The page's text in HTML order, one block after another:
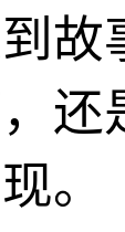
故
还
。